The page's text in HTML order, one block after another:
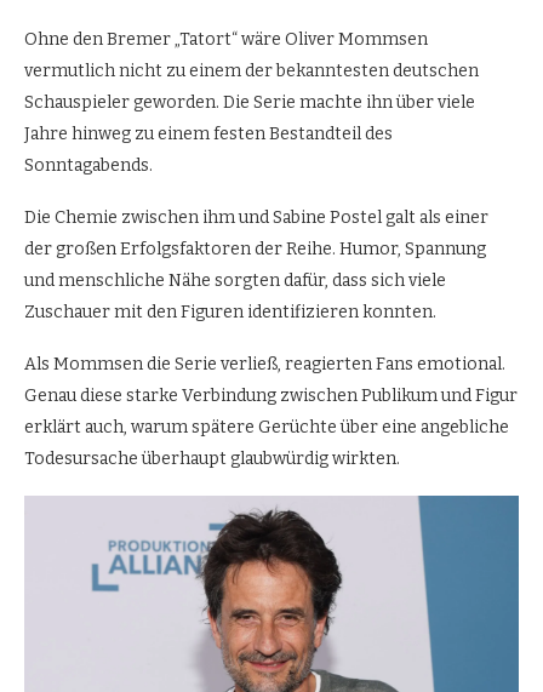
Ohne den Bremer „Tatort“ wäre Oliver Mommsen
vermutlich nicht zu einem der bekanntesten deutschen
Schauspieler geworden. Die Serie machte ihn über viele
Jahre hinweg zu einem festen Bestandteil des
Sonntagabends.
Die Chemie zwischen ihm und Sabine Postel galt als einer
der großen Erfolgsfaktoren der Reihe. Humor, Spannung
und menschliche Nähe sorgten dafür, dass sich viele
Zuschauer mit den Figuren identifizieren konnten.
Als Mommsen die Serie verließ, reagierten Fans emotional.
Genau diese starke Verbindung zwischen Publikum und Figur
erklärt auch, warum spätere Gerüchte über eine angebliche
Todesursache überhaupt glaubwürdig wirkten.